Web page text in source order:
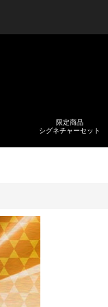
限定商品
シグネチャーセット